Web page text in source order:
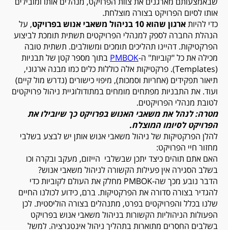
אותו לסיום הפרויקט בצורה מוצלחת.
כדי להיותארגון שהוא 10 בניהול משאבי אנוש בפרויקט
, על
הנהלת החברה לספק למנהלי הפרויקטים תשתית תומכת לביצוע
הפרקטיקות. דהיינו תהליכים תומכים ומשולבים. תשתית טובה
מכילה את כל "קוביות" ה-PMBOK בתוך מספר קטן של תבניות
(Templates). פרקטיקות אלה כוללות כלים כמו מבנה ארגוני,
תיאור תפקידים (אחריות וסמכות), מיפוי כישורים (נדרש מול קיים)
ועוד. את התבניות מפתחים מומחים במתודולוגיית ניהול פרויקטים
לטובת מנהלי הפרויקטים.
מטרה: לנהל את משאבי האנוש בפרויקט כך שיובילו את
הפרויקט לסיומו המוצלח.
להלן הפרקטיקות של ניהול משאבי אנוש אותן יש לבצע בשלבי
מחזור חיי הפרויקט:
האם אתם תוהים כיצד יתכן שבשלבי הייזום, מעקב ובקרה וכו
בשלב הסגירה אין פעילות הקשורה לניהול משאבי אנוש?
הדבר נובע מכך שה-PMBOK מחלק את העולם לקוביות כדי
להגדיר בצורה סדורה את הפרקטיקות. ברם, כידוע לכולנו החיים
שלנו בכלל והפרויקטים בפרט, מתנהלים בצורה הוליסטית. לכן
הפעולות הניהוליות הקשורות בניהול משאבי אנוש בפרויקט
בשלבים החסרים מתוארות בתהליך ניהול אינטגרציה. למשל